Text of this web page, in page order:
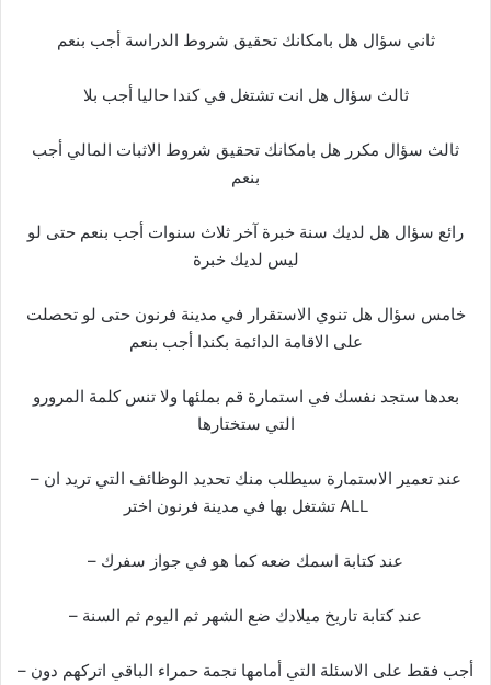
ثاني سؤال هل بامكانك تحقيق شروط الدراسة أجب بنعم
ثالث سؤال هل انت تشتغل في كندا حاليا أجب بلا
ثالث سؤال مكرر هل بامكانك تحقيق شروط الاثبات المالي أجب
بنعم
رائع سؤال هل لديك سنة خبرة آخر ثلاث سنوات أجب بنعم حتى لو
ليس لديك خبرة
خامس سؤال هل تنوي الاستقرار في مدينة فرنون حتى لو تحصلت
على الاقامة الدائمة بكندا أجب بنعم
بعدها ستجد نفسك في استمارة قم بملئها ولا تنس كلمة المرورو
التي ستختارها
– عند تعمير الاستمارة سيطلب منك تحديد الوظائف التي تريد ان
تشتغل بها في مدينة فرنون اختر ALL
– عند كتابة اسمك ضعه كما هو في جواز سفرك
– عند كتابة تاريخ ميلادك ضع الشهر ثم اليوم ثم السنة
– أجب فقط على الاسئلة التي أمامها نجمة حمراء الباقي اتركهم دون